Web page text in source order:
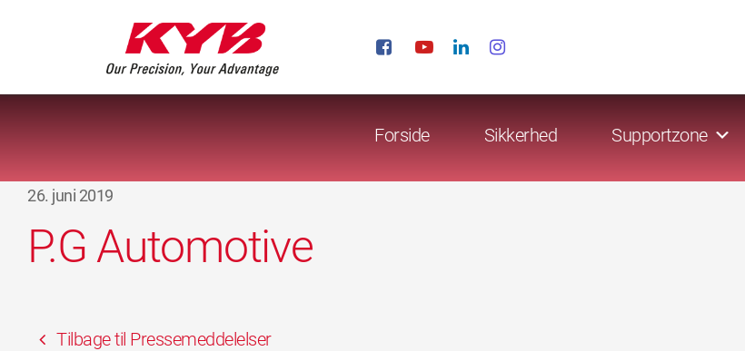
Forside Sikkerhed Supportzone
26. juni 2019
P.G Automotive
Tilbage til Pressemeddelelser